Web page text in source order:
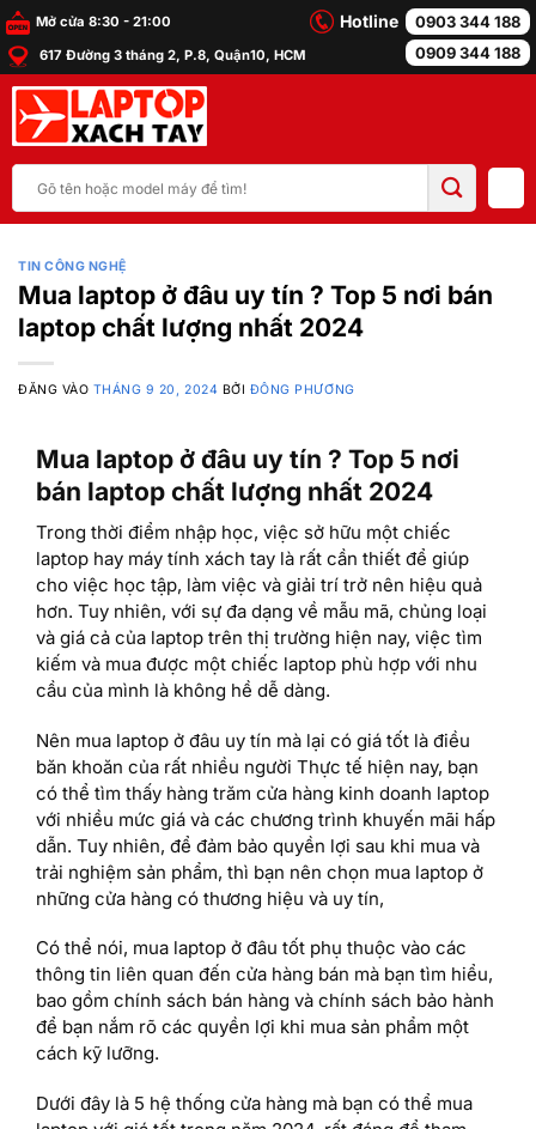
Bỏ
qua
nội
dung
Mở cửa 8:30 - 21:00
617 Đường 3 tháng 2, P.8, Quận10, HCM
Hotline
0903 344 188
0909 344 188
kiếm:
TIN CÔNG NGHỆ
Mua laptop ở đâu uy tín ? Top 5 nơi bán
laptop chất lượng nhất 2024
ĐĂNG VÀO THÁNG 9 20, 2024 BỞI ĐÔNG PHƯƠNG
Mua laptop ở đâu uy tín ? Top 5 nơi
bán laptop chất lượng nhất 2024
Trong thời điểm nhập học, việc sở hữu một chiếc
laptop hay máy tính xách tay là rất cần thiết để giúp
cho việc học tập, làm việc và giải trí trở nên hiệu quả
hơn. Tuy nhiên, với sự đa dạng về mẫu mã, chủng loại
và giá cả của laptop trên thị trường hiện nay, việc tìm
kiếm và mua được một chiếc laptop phù hợp với nhu
cầu của mình là không hề dễ dàng.
Nên mua laptop ở đâu uy tín mà lại có giá tốt là điều
băn khoăn của rất nhiều người Thực tế hiện nay, bạn
có thể tìm thấy hàng trăm cửa hàng kinh doanh laptop
với nhiều mức giá và các chương trình khuyến mãi hấp
dẫn. Tuy nhiên, để đảm bảo quyền lợi sau khi mua và
trải nghiệm sản phẩm, thì bạn nên chọn mua laptop ở
những cửa hàng có thương hiệu và uy tín,
Có thể nói, mua laptop ở đâu tốt phụ thuộc vào các
thông tin liên quan đến cửa hàng bán mà bạn tìm hiểu,
bao gồm chính sách bán hàng và chính sách bảo hành
để bạn nắm rõ các quyền lợi khi mua sản phẩm một
cách kỹ lưỡng.
Dưới đây là 5 hệ thống cửa hàng mà bạn có thể mua